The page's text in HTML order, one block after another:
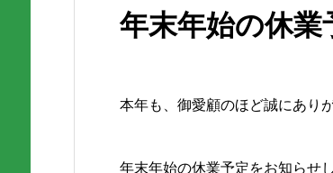
年末年始の休業
本年も、御愛顧のほど誠にあり
年末年始の休業予定をお知らせし